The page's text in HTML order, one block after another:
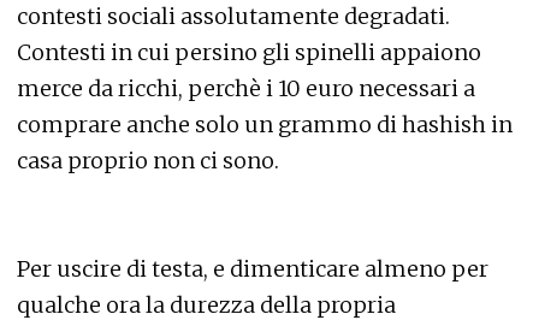
contesti sociali assolutamente degradati.
Contesti in cui persino gli spinelli appaiono
merce da ricchi, perchè i 10 euro necessari a
comprare anche solo un grammo di hashish in
casa proprio non ci sono.
Per uscire di testa, e dimenticare almeno per
qualche ora la durezza della propria